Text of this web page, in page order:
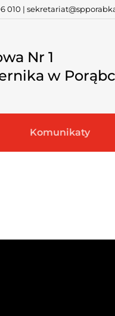
010 |
Nr 1
w
Komunikaty